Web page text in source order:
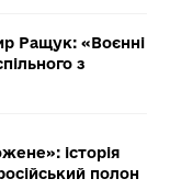
Ращук: «Воєнні
з
історія
полон